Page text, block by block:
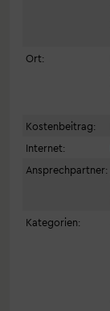
Ort:
Kostenbeitrag:
Internet:
Ansprechpartner:
Kategorien: